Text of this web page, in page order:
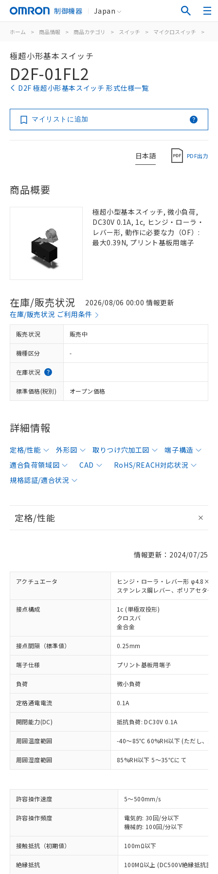
制御機器 Japan
ホーム > 商品情報 > 商品カテゴリ > スイッチ > マイクロスイッチ >
極超小形基本スイッチ
D2F-01FL2
D2F 極超小形基本スイッチ 形式仕様一覧
マイリストに追加
日本語 PDF出力
商品概要
極超小型基本スイッチ, 微小負荷,
DC30V 0.1A, 1c, ヒンジ・ローラ・
レバー形, 動作に必要な力（OF）:
最大0.39N, プリント基板用端子
在庫/販売状況
2026/08/06 00:00 情報更新
在庫/販売状況 ご利用条件
販売状況 販売中
機種区分 -
在庫状況
標準価格(税別) オープン価格
詳細情報
定格/性能 外形図 取りつけ穴加工図
端子構造
適合負荷領域図
CAD
RoHS/REACH対応状況
規格認証/適合状況
定格/性能
情報更新：2024/07/25
アクチュエータ
ヒンジ・ローラ・レバー形
ステンレス鋼レバー、ポリアセター
接点構成
1c (単極双投形)
クロスバ
金合金
接点間隔（標準値） 0.25mm
端子仕様 プリント基板用端子
負荷 微小負荷
定格通電電流 0.1A
開閉能力(DC) 抵抗負荷: DC30V 0.1A
周囲温度範囲 -40～85℃ 60%RH以下 (ただし、氷
周囲湿度範囲 85%RH以下 5～35℃にて
許容操作速度 5～500mm/s
許容操作頻度
電気的: 30回/分以下
機械的: 100回/分以下
接触抵抗（初期値） 100mΩ以下
絶縁抵抗 100MΩ以上 (DC500V絶縁抵抗計
※1 対応状況
対応済み：EU RoHS指令（10物質）の
非含有に対応した製品が提供可能な商品で
対応予定：EU RoHS指令（10物質）の非含